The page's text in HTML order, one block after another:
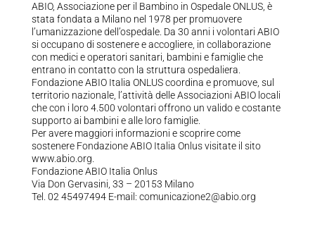
ABIO, Associazione per il Bambino in Ospedale ONLUS, è
stata fondata a Milano nel 1978 per promuovere
l’umanizzazione dell’ospedale. Da 30 anni i volontari ABIO
si occupano di sostenere e accogliere, in collaborazione
con medici e operatori sanitari, bambini e famiglie che
entrano in contatto con la struttura ospedaliera.
Fondazione ABIO Italia ONLUS coordina e promuove, sul
territorio nazionale, l’attività delle Associazioni ABIO locali
che con i loro 4.500 volontari offrono un valido e costante
supporto ai bambini e alle loro famiglie.
Per avere maggiori informazioni e scoprire come
sostenere Fondazione ABIO Italia Onlus visitate il sito
www.abio.org.
Fondazione ABIO Italia Onlus
Via Don Gervasini, 33 – 20153 Milano
Tel. 02 45497494 E-mail: comunicazione2@abio.org